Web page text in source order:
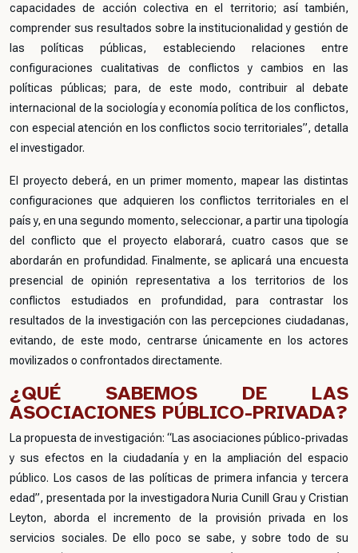
capacidades de acción colectiva en el territorio; así también,
comprender sus resultados sobre la institucionalidad y gestión de
las políticas públicas, estableciendo relaciones entre
configuraciones cualitativas de conflictos y cambios en las
políticas públicas; para, de este modo, contribuir al debate
internacional de la sociología y economía política de los conflictos,
con especial atención en los conflictos socio territoriales”, detalla
el investigador.
El proyecto deberá, en un primer momento, mapear las distintas
configuraciones que adquieren los conflictos territoriales en el
país y, en una segundo momento, seleccionar, a partir una tipología
del conflicto que el proyecto elaborará, cuatro casos que se
abordarán en profundidad. Finalmente, se aplicará una encuesta
presencial de opinión representativa a los territorios de los
conflictos estudiados en profundidad, para contrastar los
resultados de la investigación con las percepciones ciudadanas,
evitando, de este modo, centrarse únicamente en los actores
movilizados o confrontados directamente.
¿QUÉ SABEMOS DE LAS
ASOCIACIONES PÚBLICO-PRIVADA?
La propuesta de investigación: “Las asociaciones público-privadas
y sus efectos en la ciudadanía y en la ampliación del espacio
público. Los casos de las políticas de primera infancia y tercera
edad”, presentada por la investigadora Nuria Cunill Grau y Cristian
Leyton, aborda el incremento de la provisión privada en los
servicios sociales. De ello poco se sabe, y sobre todo de su